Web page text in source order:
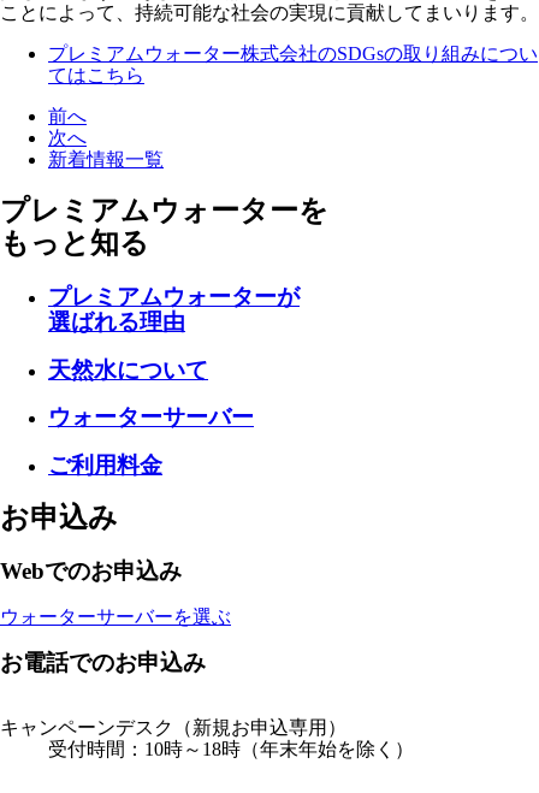
ことによって、持続可能な社会の実現に貢献してまいります。
プレミアムウォーター株式会社のSDGsの取り組みについ
てはこちら
前へ
次へ
新着情報一覧
プレミアムウォーターを
もっと知る
プレミアムウォーターが
選ばれる理由
天然水について
ウォーターサーバー
ご利用料金
お申込み
Webでのお申込み
ウォーターサーバーを選ぶ
お電話でのお申込み
キャンペーンデスク
（新規お申込専用）
受付時間：10時～18時（年末年始を除く）